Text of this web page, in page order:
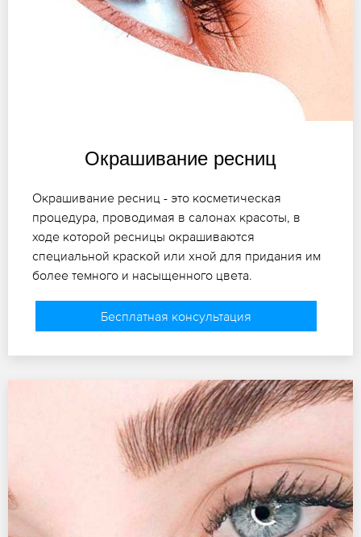
Окрашивание ресниц
Окрашивание ресниц - это косметическая
процедура, проводимая в салонах красоты, в
ходе которой ресницы окрашиваются
специальной краской или хной для придания им
более темного и насыщенного цвета.
Бесплатная консультация